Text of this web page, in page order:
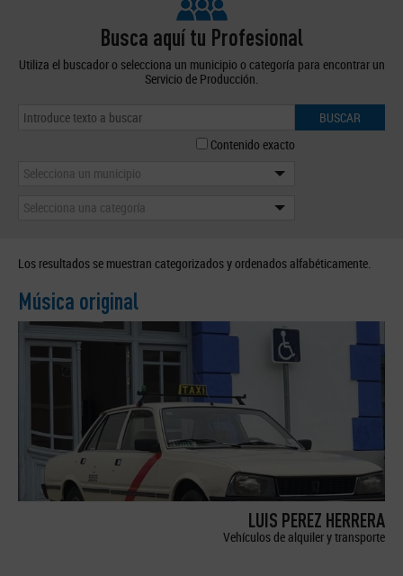
Busca aquí tu Profesional
Utiliza el buscador o selecciona un municipio o categoría para encontrar un
Servicio de Producción.
BUSCAR
Contenido exacto
Selecciona un municipio
Selecciona una categoría
Los resultados se muestran categorizados y ordenados alfabéticamente.
Música original
LUIS PEREZ HERRERA
Vehículos de alquiler y transporte